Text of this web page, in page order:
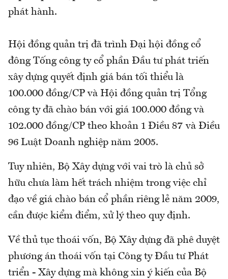
phát hành.
Hội đồng quản trị đã trình Đại hội đồng cổ
đông Tống công ty cổ phần Đầu tư phát triến
xây dựng quyết định giá bán tối thiểu là
100.000 đồng/CP và Hội đồng quản trị Tổng
công ty đã chào bán với giá 100.000 đồng và
102.000 đồng/CP theo khoản 1 Điều 87 và Điều
96 Luật Doanh nghiệp năm 2005.
Tuy nhiên, Bộ Xây dựng với vai trò là chủ sở
hữu chưa làm hết trách nhiệm trong việc chỉ
đạo về giá chào bán cổ phần riêng lẻ năm 2009,
cần được kiểm điểm, xử lý theo quy định.
Về thủ tục thoái vốn, Bộ Xây dựng đã phê duyệt
phương án thoái vốn tại Công ty Đầu tư Phát
triển - Xây dựng mà không xin ý kiến của Bộ